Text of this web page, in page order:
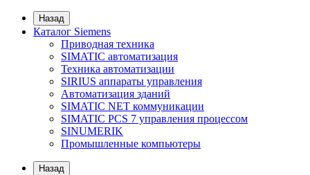
Назад
Каталог Siemens
Приводная техника
SIMATIC автоматизация
Техника автоматизации
SIRIUS аппараты управления
Автоматизация зданий
SIMATIC NET коммуникации
SIMATIC PCS 7 управления процессом
SINUMERIK
Промышленные компьютеры
Назад